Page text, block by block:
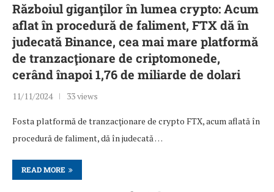
Războiul giganţilor în lumea crypto: Acum
aflat în procedură de faliment, FTX dă în
judecată Binance, cea mai mare platformă
de tranzacţionare de criptomonede,
cerând înapoi 1,76 de miliarde de dolari
11/11/2024 33 views
Fosta platformă de tranzacţionare de crypto FTX, acum aflată în
procedură de faliment, dă în judecată …
READ MORE